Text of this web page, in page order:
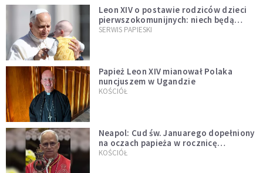
Leon XIV o postawie rodziców dzieci
pierwszokomunijnych: niech będą
przykładem
SERWIS PAPIESKI
Papież Leon XIV mianował Polaka
nuncjuszem w Ugandzie
KOŚCIÓŁ
Neapol: Cud św. Januarego dopełniony
na oczach papieża w rocznicę
pontyfikatu!
KOŚCIÓŁ